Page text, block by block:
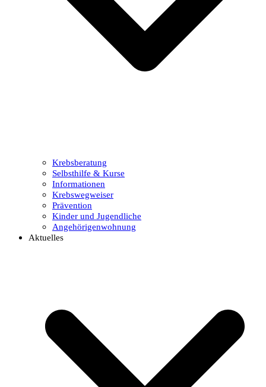
Krebsberatung
Selbsthilfe & Kurse
Informationen
Krebswegweiser
Prävention
Kinder und Jugendliche
Angehörigenwohnung
Aktuelles